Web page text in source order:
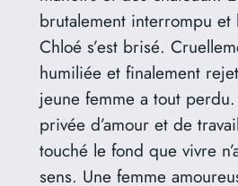
brutalement interrompu
Chloé s’est brisé.
humiliée et finalement
jeune femme a tout
privée d’amour et de
touché le fond que vivre
sens. Une femme